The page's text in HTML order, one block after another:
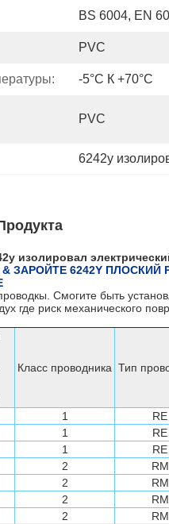
BS 6004, EN
PVC
-5°C К +70°C
PVC
6242y
изолировал
ЗАРОЙТЕ 6242Y
Смогите быть
где риск механического
Класс проводника Тип
1 RE
1 RE
1 RE
2 RM
2 RM
2 RM
2 RM